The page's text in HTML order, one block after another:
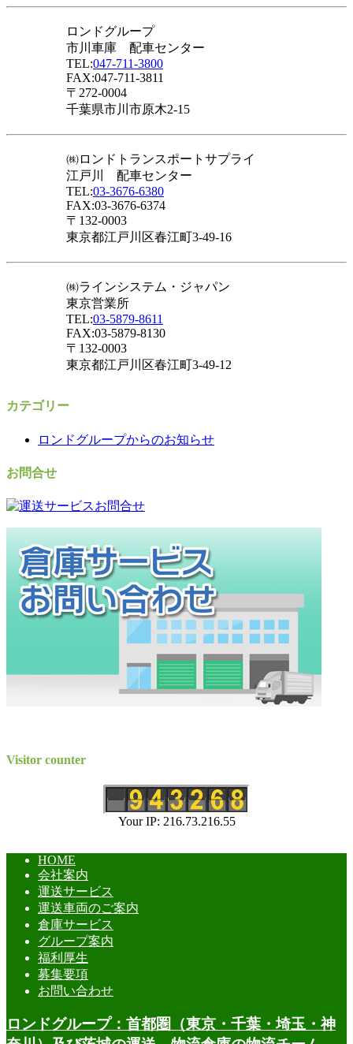
ロンドグループ
市川車庫 配車センター
TEL:047-711-3800
FAX:047-711-3811
〒272-0004
千葉県市川市原木2-15
㈱ロンドトランスポートサプライ
江戸川 配車センター
TEL:03-3676-6380
FAX:03-3676-6374
〒132-0003
東京都江戸川区春江町3-49-16
㈱ラインシステム・ジャパン
東京営業所
TEL:03-5879-8611
FAX:03-5879-8130
〒132-0003
東京都江戸川区春江町3-49-12
カテゴリー
ロンドグループからのお知らせ
お問合せ
Visitor counter
Your IP: 216.73.216.55
HOME
会社案内
運送サービス
運送車両のご案内
倉庫サービス
グループ案内
福利厚生
募集要項
お問い合わせ
ロンドグループ：首都圏（東京・千葉・埼玉・神